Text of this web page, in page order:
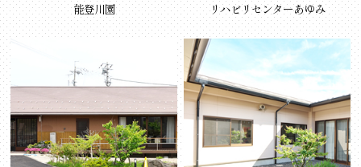
能登川園
リハビリセンターあゆみ